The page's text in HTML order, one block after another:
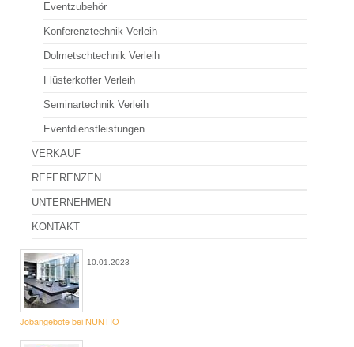
Rednerpulte
Tanzboden
Event Specials
Eventzubehör
Konferenztechnik Verleih
Dolmetschtechnik Verleih
Flüsterkoffer Verleih
Seminartechnik Verleih
Eventdienstleistungen
VERKAUF
REFERENZEN
UNTERNEHMEN
KONTAKT
Jobangebote bei NUNTIO
10.01.2023